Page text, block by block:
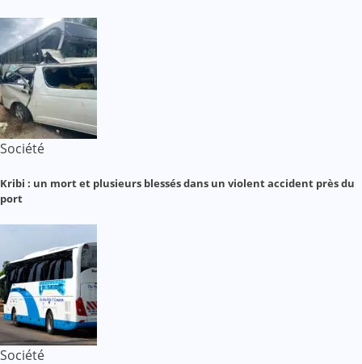
Société
Kribi : un mort et plusieurs blessés dans un violent accident près du
port
Société